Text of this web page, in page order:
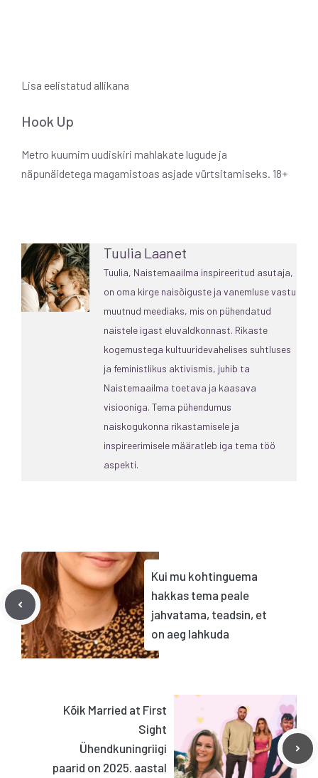
Lisa eelistatud allikana
Hook Up
Metro kuumim uudiskiri mahlakate lugude ja
näpunäidetega magamistoas asjade vürtsitamiseks. 18+
Tuulia Laanet
Tuulia, Naistemaailma inspireeritud asutaja,
on oma kirge naisõiguste ja vanemluse vastu
muutnud meediaks, mis on pühendatud
naistele igast eluvaldkonnast. Rikaste
kogemustega kultuuridevahelises suhtluses
ja feministlikus aktivismis, juhib ta
Naistemaailma toetava ja kaasava
visiooniga. Tema pühendumus
naiskogukonna rikastamisele ja
inspireerimisele määratleb iga tema töö
aspekti.
Kui mu kohtinguema
hakkas tema peale
jahvatama, teadsin, et
on aeg lahkuda
Kõik Married at First
Sight
Ühendkuningriigi
paarid on 2025. aastal